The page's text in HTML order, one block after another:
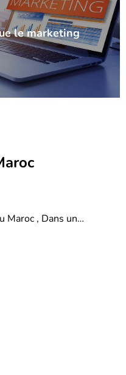
le marketing
Maroc , Dans un…